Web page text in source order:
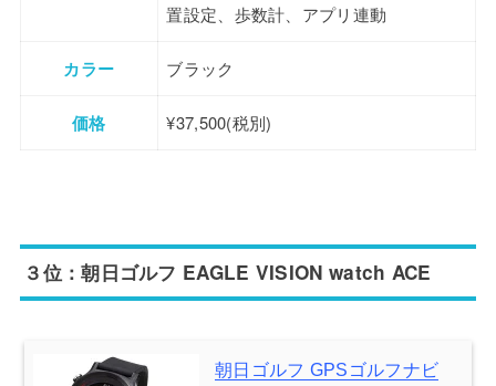
置設定、歩数計、アプリ連動
カラー ブラック
価格 ¥37,500(税別)
３位：朝日ゴルフ EAGLE VISION watch ACE
朝日ゴルフ GPSゴルフナビ